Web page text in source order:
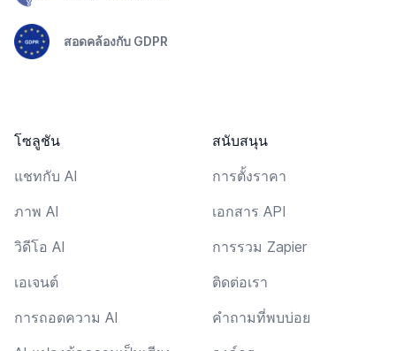
สอดคล้องกับ GDPR
โซลูชัน
แชทกับ AI
ภาพ AI
วิดีโอ AI
เอเจนต์
การถอดความ AI
สนับสนุน
การตั้งราคา
เอกสาร API
การรวม Zapier
ติดต่อเรา
คำถามที่พบบ่อย